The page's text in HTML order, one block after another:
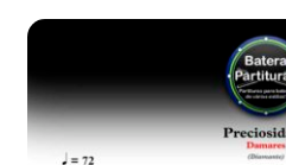
Exercícios
Grátis